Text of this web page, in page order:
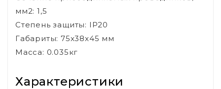
мм2: 1,5
Степень защиты: IP20
Габариты: 75x38x45 мм
Масса: 0.035кг
Характеристики